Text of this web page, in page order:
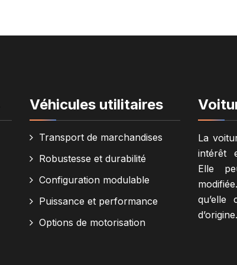
Véhicules utilitaires
Transport de marchandises
Robustesse et durabilité
Configuration modulable
Puissance et performance
Options de motorisation
La
intérêt
Elle
qu’elle
d’origine.